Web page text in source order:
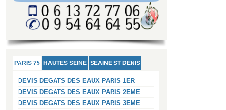
PARIS 75 HAUTES SEINE SEAINE ST DENIS
DEVIS DEGATS DES EAUX PARIS 1ER
DEVIS DEGATS DES EAUX PARIS 2EME
DEVIS DEGATS DES EAUX PARIS 3EME